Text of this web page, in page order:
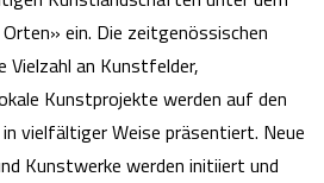
ein. Die zeitgenössischen
an Kunstfelder,
Kunstprojekte werden auf den
vielfältiger Weise präsentiert. Neue
Kunstwerke werden initiiert und